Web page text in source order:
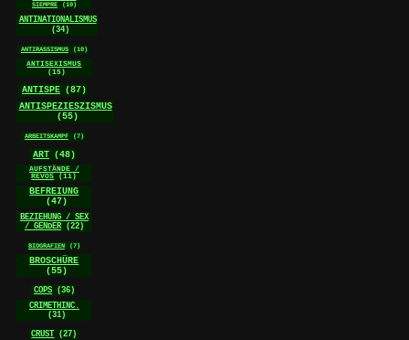
SIEMPRE
(10)
ANTINATIONALISMUS
(34)
ANTIRASSISMUS (10)
ANTISEXISMUS
(15)
ANTISPE (87)
ANTISPEZIESZISMUS
(55)
ARBEITSKAMPF (7)
ART (48)
AUFSTÄNDE /
REVOS
(11)
BEFREIUNG
(47)
BEZIEHUNG / SEX
/ GENDER
(22)
BIOGRAFIEN (7)
BROSCHÜRE
(55)
COPS (36)
CRIMETHINC.
(31)
CRUST (27)